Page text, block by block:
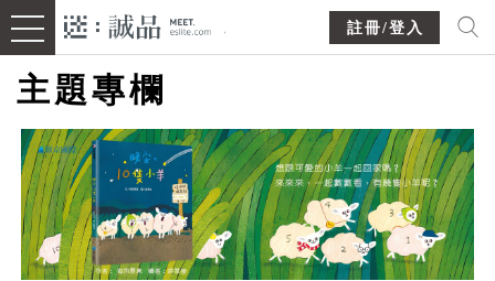
註冊/登入
主題專欄